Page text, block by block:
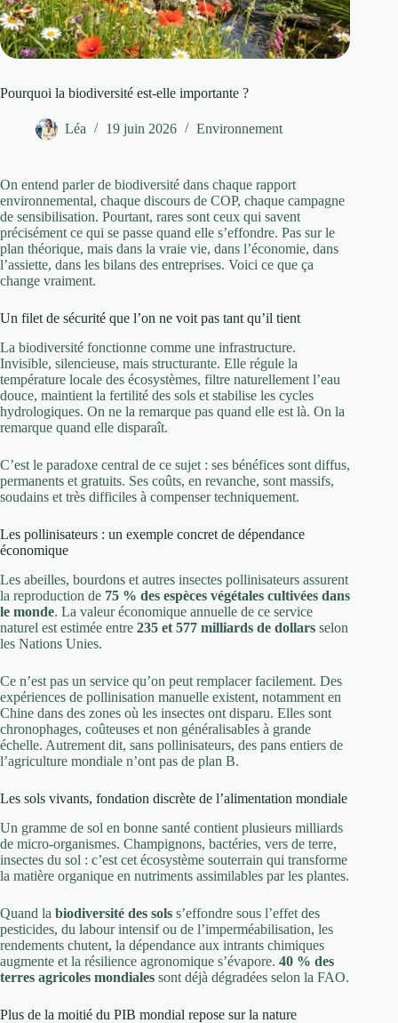
Pourquoi la biodiversité est-elle importante ?
Léa 19 juin 2026 Environnement
On entend parler de biodiversité dans chaque rapport
environnemental, chaque discours de COP, chaque campagne
de sensibilisation. Pourtant, rares sont ceux qui savent
précisément ce qui se passe quand elle s’effondre. Pas sur le
plan théorique, mais dans la vraie vie, dans l’économie, dans
l’assiette, dans les bilans des entreprises. Voici ce que ça
change vraiment.
Un filet de sécurité que l’on ne voit pas tant qu’il tient
La biodiversité fonctionne comme une infrastructure.
Invisible, silencieuse, mais structurante. Elle régule la
température locale des écosystèmes, filtre naturellement l’eau
douce, maintient la fertilité des sols et stabilise les cycles
hydrologiques. On ne la remarque pas quand elle est là. On la
remarque quand elle disparaît.
C’est le paradoxe central de ce sujet : ses bénéfices sont diffus,
permanents et gratuits. Ses coûts, en revanche, sont massifs,
soudains et très difficiles à compenser techniquement.
Les pollinisateurs : un exemple concret de dépendance
économique
Les abeilles, bourdons et autres insectes pollinisateurs assurent
la reproduction de 75 % des espèces végétales cultivées dans
le monde. La valeur économique annuelle de ce service
naturel est estimée entre 235 et 577 milliards de dollars selon
les Nations Unies.
Ce n’est pas un service qu’on peut remplacer facilement. Des
expériences de pollinisation manuelle existent, notamment en
Chine dans des zones où les insectes ont disparu. Elles sont
chronophages, coûteuses et non généralisables à grande
échelle. Autrement dit, sans pollinisateurs, des pans entiers de
l’agriculture mondiale n’ont pas de plan B.
Les sols vivants, fondation discrète de l’alimentation mondiale
Un gramme de sol en bonne santé contient plusieurs milliards
de micro-organismes. Champignons, bactéries, vers de terre,
insectes du sol : c’est cet écosystème souterrain qui transforme
la matière organique en nutriments assimilables par les plantes.
Quand la biodiversité des sols s’effondre sous l’effet des
pesticides, du labour intensif ou de l’imperméabilisation, les
rendements chutent, la dépendance aux intrants chimiques
augmente et la résilience agronomique s’évapore. 40 % des
terres agricoles mondiales sont déjà dégradées selon la FAO.
Plus de la moitié du PIB mondial repose sur la nature